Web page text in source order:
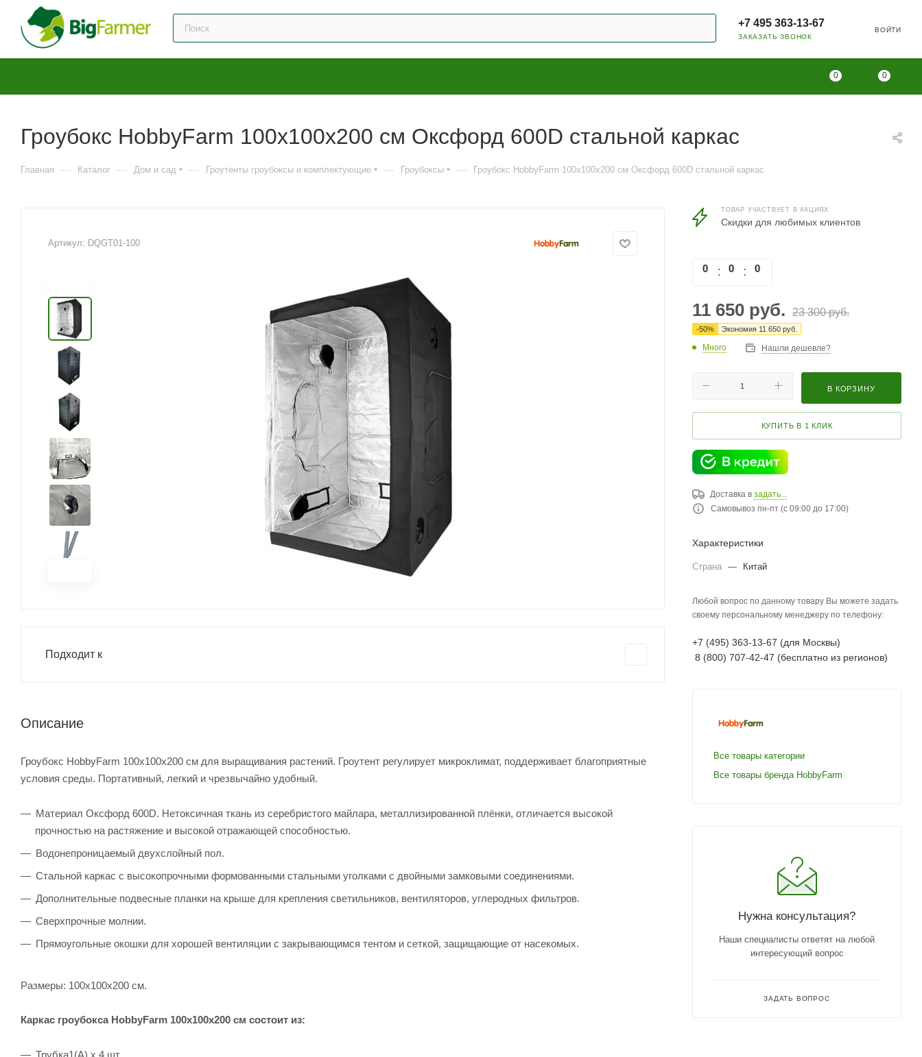
+7 495 363-13-67
ЗАКАЗАТЬ ЗВОНОК
ВОЙТИ
0 0
Гроубокс HobbyFarm 100x100x200 см Оксфорд 600D cтальной каркас
Главная — Каталог — Дом и сад — Гроутенты гроубоксы и комплектующие — Гроубоксы — Гроубокс HobbyFarm 100x100x200 см Оксфорд 600D cтальной каркас
Артикул: DQGT01-100
Подходит к
Описание
Гроубокс HobbyFarm 100x100x200 см для выращивания растений. Гроутент регулирует микроклимат, поддерживает благоприятные
условия среды. Портативный, легкий и чрезвычайно удобный.
Материал Оксфорд 600D. Нетоксичная ткань из серебристого майлара, металлизированной плёнки, отличается высокой
прочностью на растяжение и высокой отражающей способностью.
Водонепроницаемый двухслойный пол.
Стальной каркас с высокопрочными формованными стальными уголками с двойными замковыми соединениями.
Дополнительные подвесные планки на крыше для крепления светильников, вентиляторов, углеродных фильтров.
Сверхпрочные молнии.
Прямоугольные окошки для хорошей вентиляции с закрывающимся тентом и сеткой, защищающие от насекомых.
Размеры: 100х100х200 см.
Каркас гроубокса HobbyFarm 100x100x200 см состоит из:
Трубка1(А) х 4 шт.
ТОВАР УЧАСТВУЕТ В АКЦИЯХ
Скидки для любимых клиентов
0 0 0
11 650 руб. 23 300руб.
-50% Экономия 11 650 руб.
Много Нашли дешевле?
В КОРЗИНУ
КУПИТЬ В 1 КЛИК
Доставка в задать...
Самовывоз пн-пт (с 09:00 до 17:00)
Характеристики
Страна — Китай
Любой вопрос по данному товару Вы можете задать
своему персональному менеджеру по телефону:
+7 (495) 363-13-67 (для Москвы)
8 (800) 707-42-47 (бесплатно из регионов)
Все товары категории
Все товары бренда HobbyFarm
Нужна консультация?
Наши специалисты ответят на любой
интересующий вопрос
ЗАДАТЬ ВОПРОС